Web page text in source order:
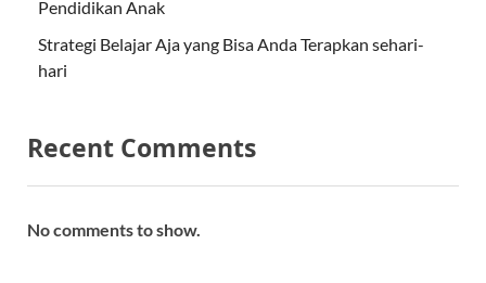
Pendidikan Anak
Strategi Belajar Aja yang Bisa Anda Terapkan sehari-
hari
Recent Comments
No comments to show.